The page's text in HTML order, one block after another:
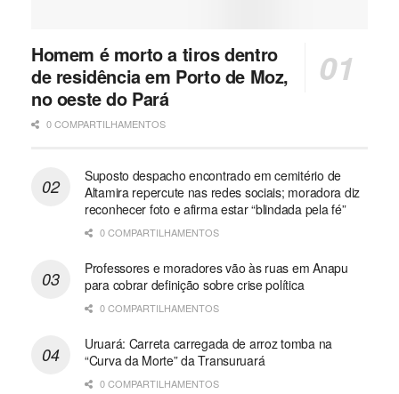
Homem é morto a tiros dentro
de residência em Porto de Moz,
no oeste do Pará
0 COMPARTILHAMENTOS
Suposto despacho encontrado em cemitério de
Altamira repercute nas redes sociais; moradora diz
reconhecer foto e afirma estar “blindada pela fé”
0 COMPARTILHAMENTOS
Professores e moradores vão às ruas em Anapu
para cobrar definição sobre crise política
0 COMPARTILHAMENTOS
Uruará: Carreta carregada de arroz tomba na
“Curva da Morte” da Transuruará
0 COMPARTILHAMENTOS